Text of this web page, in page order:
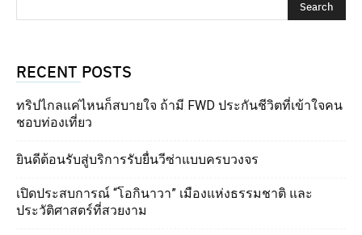
RECENT POSTS
ทริปไกลแค่ไหนก็สบายใจ ถ้ามี FWD ประกันชีวิตที่เข้าใจคน
ชอบท่องเที่ยว
ยินดีต้อนรับสู่บริการรับยื่นวีซ่าแบบครบวงจร
เปิดประสบการณ์ “โอกินาวา” เมืองแห่งธรรมชาติ และ
ประวัติศาสตร์ที่สวยงาม